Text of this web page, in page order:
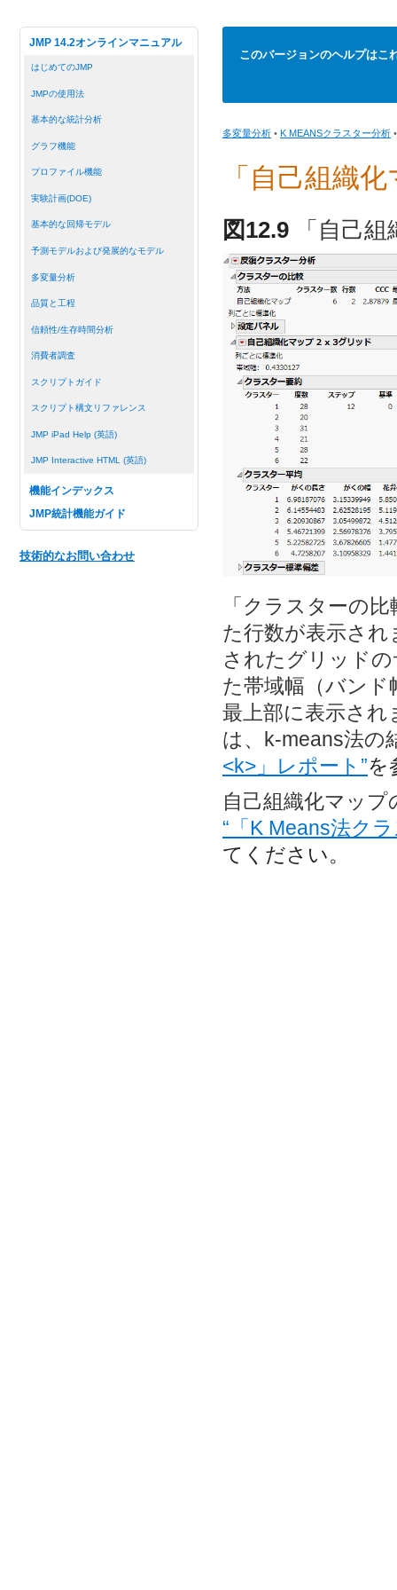
JMP 14.2オンラインマニュアル
はじめてのJMP
JMPの使用法
基本的な統計分析
グラフ機能
プロファイル機能
実験計画(DOE)
基本的な回帰モデル
予測モデルおよび発展的なモデル
多変量分析
品質と工程
信頼性/生存時間分析
消費者調査
スクリプトガイド
スクリプト構文リファレンス
JMP iPad Help (英語)
JMP Interactive HTML (英語)
機能インデックス
JMP統計機能ガイド
技術的なお問い合わせ
このバージョンのヘルプはこ
多変量分析 • K MEANSクラスター分析
「自己組織
図12.9 「自己
「クラスターの
た行数が表示さ
されたグリッド
た帯域幅（バン
最上部に表示さ
は、k-means法の
<k>」レポート”を
自己組織化マッ
“「K Means法ク
てください。